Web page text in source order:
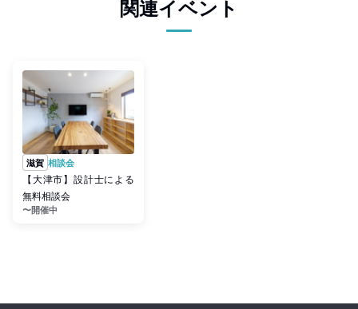
関連イベント
滋賀 相談会
【大津市】設計士による
無料相談会
〜開催中